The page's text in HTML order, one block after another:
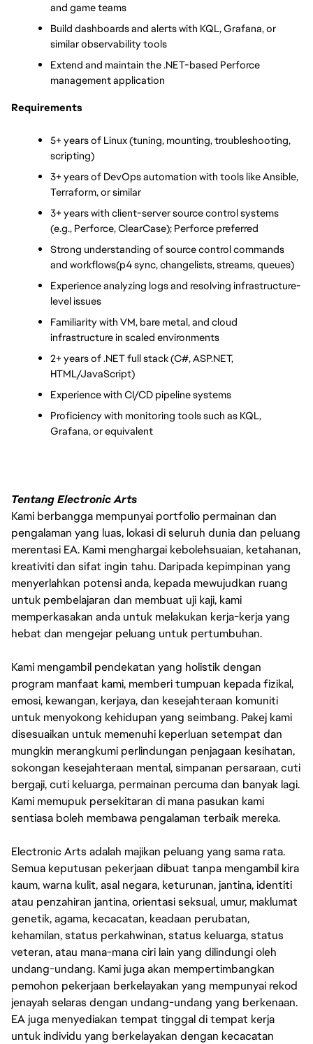
and game teams
Build dashboards and alerts with KQL, Grafana, or
similar observability tools
Extend and maintain the .NET-based Perforce
management application
Requirements
5+ years of Linux (tuning, mounting, troubleshooting,
scripting)
3+ years of DevOps automation with tools like Ansible,
Terraform, or similar
3+ years with client-server source control systems
(e.g., Perforce, ClearCase); Perforce preferred
Strong understanding of source control commands
and workflows(p4 sync, changelists, streams, queues)
Experience analyzing logs and resolving infrastructure-
level issues
Familiarity with VM, bare metal, and cloud
infrastructure in scaled environments
2+ years of .NET full stack (C#, ASP.NET,
HTML/JavaScript)
Experience with CI/CD pipeline systems
Proficiency with monitoring tools such as KQL,
Grafana, or equivalent
Tentang Electronic Arts
Kami berbangga mempunyai portfolio permainan dan
pengalaman yang luas, lokasi di seluruh dunia dan peluang
merentasi EA. Kami menghargai kebolehsuaian, ketahanan,
kreativiti dan sifat ingin tahu. Daripada kepimpinan yang
menyerlahkan potensi anda, kepada mewujudkan ruang
untuk pembelajaran dan membuat uji kaji, kami
memperkasakan anda untuk melakukan kerja-kerja yang
hebat dan mengejar peluang untuk pertumbuhan.
Kami mengambil pendekatan yang holistik dengan
program manfaat kami, memberi tumpuan kepada fizikal,
emosi, kewangan, kerjaya, dan kesejahteraan komuniti
untuk menyokong kehidupan yang seimbang. Pakej kami
disesuaikan untuk memenuhi keperluan setempat dan
mungkin merangkumi perlindungan penjagaan kesihatan,
sokongan kesejahteraan mental, simpanan persaraan, cuti
bergaji, cuti keluarga, permainan percuma dan banyak lagi.
Kami memupuk persekitaran di mana pasukan kami
sentiasa boleh membawa pengalaman terbaik mereka.
Electronic Arts adalah majikan peluang yang sama rata.
Semua keputusan pekerjaan dibuat tanpa mengambil kira
kaum, warna kulit, asal negara, keturunan, jantina, identiti
atau penzahiran jantina, orientasi seksual, umur, maklumat
genetik, agama, kecacatan, keadaan perubatan,
kehamilan, status perkahwinan, status keluarga, status
veteran, atau mana-mana ciri lain yang dilindungi oleh
undang-undang. Kami juga akan mempertimbangkan
pemohon pekerjaan berkelayakan yang mempunyai rekod
jenayah selaras dengan undang-undang yang berkenaan.
EA juga menyediakan tempat tinggal di tempat kerja
untuk individu yang berkelayakan dengan kecacatan